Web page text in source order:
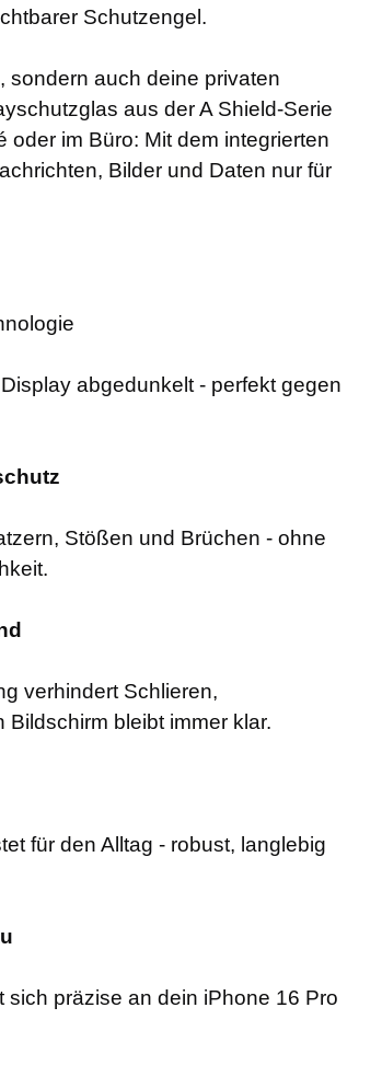
Schutzengel.
sondern auch deine privaten
aus der A Shield-Serie
im Büro: Mit dem integrierten
Bilder und Daten nur für
abgedunkelt - perfekt gegen
Stößen und Brüchen - ohne
verhindert Schlieren,
bleibt immer klar.
für den Alltag - robust, langlebig
präzise an dein iPhone 16 Pro